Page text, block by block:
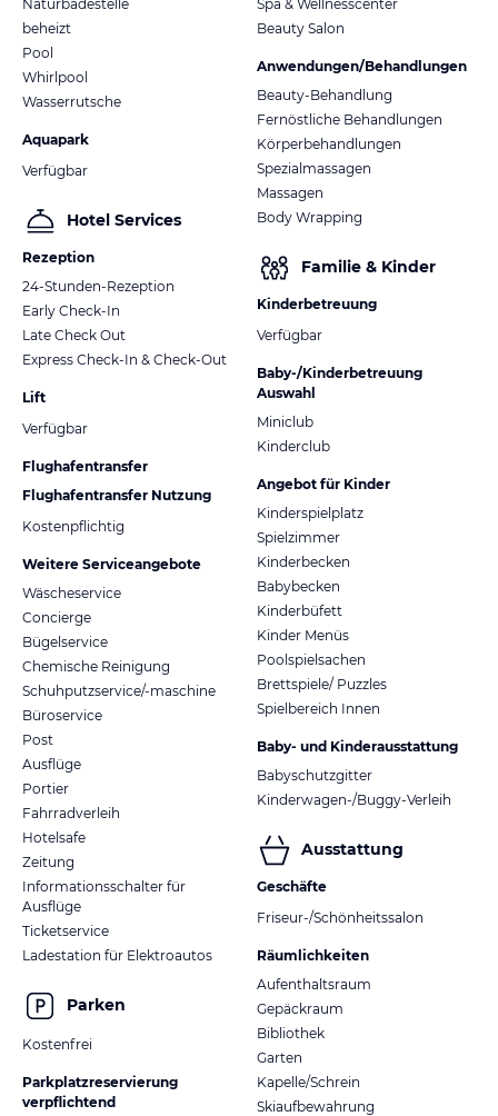
Naturbadestelle
beheizt
Pool
Whirlpool
Wasserrutsche
Aquapark
Verfügbar
Hotel Services
Rezeption
24-Stunden-Rezeption
Early Check-In
Late Check Out
Express Check-In & Check-Out
Lift
Verfügbar
Flughafentransfer
Flughafentransfer Nutzung
Kostenpflichtig
Weitere Serviceangebote
Wäscheservice
Concierge
Bügelservice
Chemische Reinigung
Schuhputzservice/-maschine
Büroservice
Post
Ausflüge
Portier
Fahrradverleih
Hotelsafe
Zeitung
Informationsschalter für
Ausflüge
Ticketservice
Ladestation für Elektroautos
Parken
Kostenfrei
Parkplatzreservierung
verpflichtend
Spa & Wellnesscenter
Beauty Salon
Anwendungen/Behandlungen
Beauty-Behandlung
Fernöstliche Behandlungen
Körperbehandlungen
Spezialmassagen
Massagen
Body Wrapping
Familie & Kinder
Kinderbetreuung
Verfügbar
Baby-/Kinderbetreuung
Auswahl
Miniclub
Kinderclub
Angebot für Kinder
Kinderspielplatz
Spielzimmer
Kinderbecken
Babybecken
Kinderbüfett
Kinder Menüs
Poolspielsachen
Brettspiele/ Puzzles
Spielbereich Innen
Baby- und Kinderausstattung
Babyschutzgitter
Kinderwagen-/Buggy-Verleih
Ausstattung
Geschäfte
Friseur-/Schönheitssalon
Räumlichkeiten
Aufenthaltsraum
Gepäckraum
Bibliothek
Garten
Kapelle/Schrein
Skiaufbewahrung